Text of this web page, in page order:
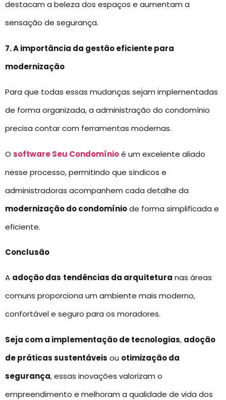
destacam a beleza dos espaços e aumentam a
sensação de segurança.
7. A importância da gestão eficiente para
modernização
Para que todas essas mudanças sejam implementadas
de forma organizada, a administração do condomínio
precisa contar com ferramentas modernas.
O software Seu Condomínioé um excelente aliado
nesse processo, permitindo que síndicos e
administradoras acompanhem cada detalhe da
modernização do condomíniode forma simplificada e
eficiente.
Conclusão
A adoção das tendências da arquitetura nas áreas
comuns proporciona um ambiente mais moderno,
confortável e seguro para os moradores.
Seja com a implementação de tecnologias, adoção
de práticas sustentáveis ou otimização da
segurança, essas inovações valorizam o
empreendimento e melhoram a qualidade de vida dos